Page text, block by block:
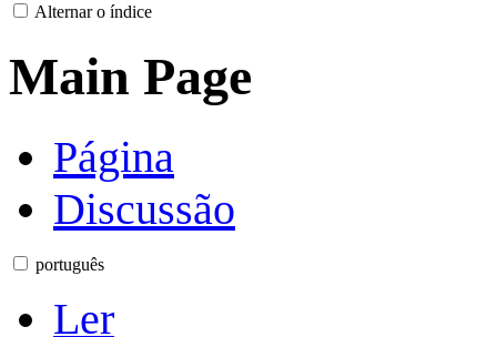
Alternar o índice
Main Page
Página
Discussão
português
Ler